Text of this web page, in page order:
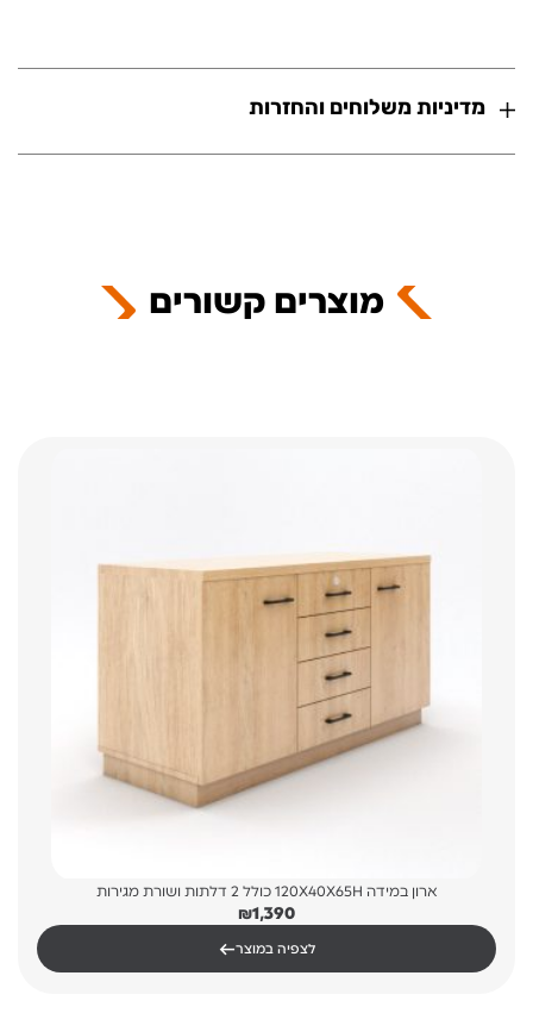
מדיניות משלוחים והחזרות
מוצרים קשורים
ארון במידה 120X40X65H כולל 2 דלתות ושורת מגירות
₪1,390
←לצפיה במוצר